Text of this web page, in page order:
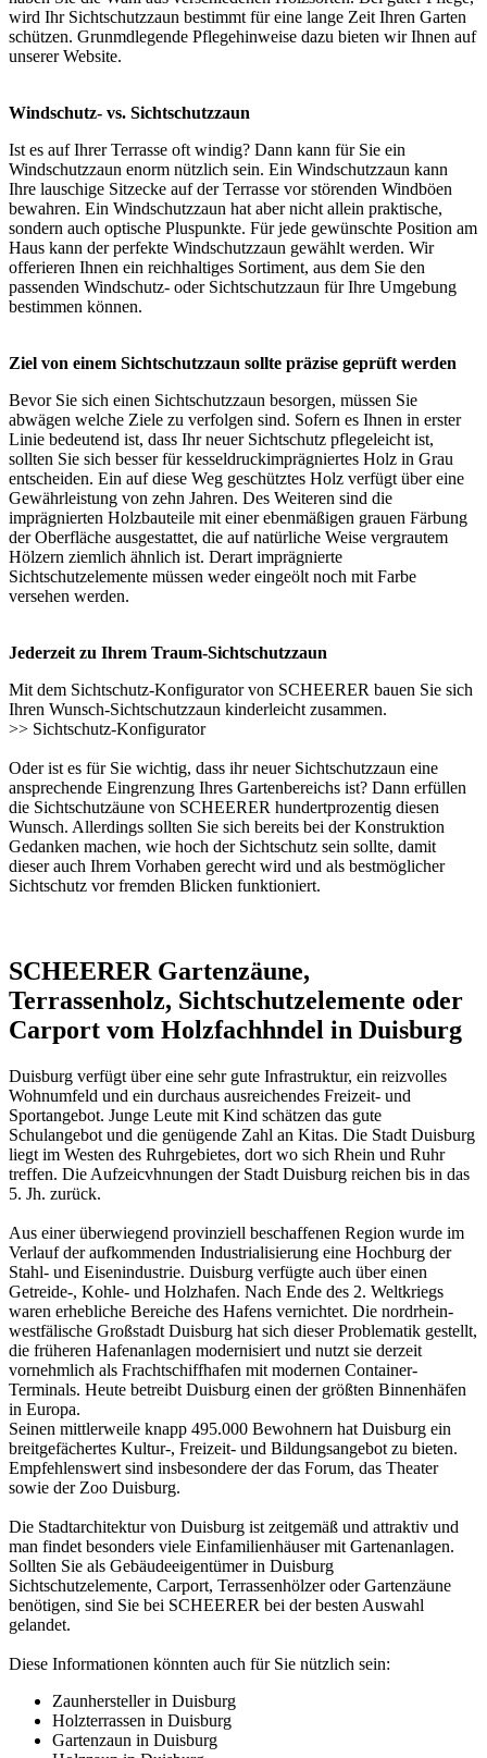
wird Ihr Sichtschutzzaun bestimmt für eine lange Zeit Ihren Garten
schützen. Grunmdlegende Pflegehinweise dazu bieten wir Ihnen auf
unserer Website.
Windschutz- vs. Sichtschutzzaun
Ist es auf Ihrer Terrasse oft windig? Dann kann für Sie ein
Windschutzzaun enorm nützlich sein. Ein Windschutzzaun kann
Ihre lauschige Sitzecke auf der Terrasse vor störenden Windböen
bewahren. Ein Windschutzzaun hat aber nicht allein praktische,
sondern auch optische Pluspunkte. Für jede gewünschte Position am
Haus kann der perfekte Windschutzzaun gewählt werden. Wir
offerieren Ihnen ein reichhaltiges Sortiment, aus dem Sie den
passenden Windschutz- oder Sichtschutzzaun für Ihre Umgebung
bestimmen können.
Ziel von einem Sichtschutzzaun sollte präzise geprüft werden
Bevor Sie sich einen Sichtschutzzaun besorgen, müssen Sie
abwägen welche Ziele zu verfolgen sind. Sofern es Ihnen in erster
Linie bedeutend ist, dass Ihr neuer Sichtschutz pflegeleicht ist,
sollten Sie sich besser für kesseldruckimprägniertes Holz in Grau
entscheiden. Ein auf diese Weg geschütztes Holz verfügt über eine
Gewährleistung von zehn Jahren. Des Weiteren sind die
imprägnierten Holzbauteile mit einer ebenmäßigen grauen Färbung
der Oberfläche ausgestattet, die auf natürliche Weise vergrautem
Hölzern ziemlich ähnlich ist. Derart imprägnierte
Sichtschutzelemente müssen weder eingeölt noch mit Farbe
versehen werden.
Jederzeit zu Ihrem Traum-Sichtschutzzaun
Mit dem Sichtschutz-Konfigurator von SCHEERER bauen Sie sich
Ihren Wunsch-Sichtschutzzaun kinderleicht zusammen.
>> Sichtschutz-Konfigurator
Oder ist es für Sie wichtig, dass ihr neuer Sichtschutzzaun eine
ansprechende Eingrenzung Ihres Gartenbereichs ist? Dann erfüllen
die Sichtschutzäune von SCHEERER hundertprozentig diesen
Wunsch. Allerdings sollten Sie sich bereits bei der Konstruktion
Gedanken machen, wie hoch der Sichtschutz sein sollte, damit
dieser auch Ihrem Vorhaben gerecht wird und als bestmöglicher
Sichtschutz vor fremden Blicken funktioniert.
SCHEERER Gartenzäune,
Terrassenholz, Sichtschutzelemente oder
Carport vom Holzfachhndel in Duisburg
Duisburg verfügt über eine sehr gute Infrastruktur, ein reizvolles
Wohnumfeld und ein durchaus ausreichendes Freizeit- und
Sportangebot. Junge Leute mit Kind schätzen das gute
Schulangebot und die genügende Zahl an Kitas. Die Stadt Duisburg
liegt im Westen des Ruhrgebietes, dort wo sich Rhein und Ruhr
treffen. Die Aufzeicvhnungen der Stadt Duisburg reichen bis in das
5. Jh. zurück.
Aus einer überwiegend provinziell beschaffenen Region wurde im
Verlauf der aufkommenden Industrialisierung eine Hochburg der
Stahl- und Eisenindustrie. Duisburg verfügte auch über einen
Getreide-, Kohle- und Holzhafen. Nach Ende des 2. Weltkriegs
waren erhebliche Bereiche des Hafens vernichtet. Die nordrhein-
westfälische Großstadt Duisburg hat sich dieser Problematik gestellt,
die früheren Hafenanlagen modernisiert und nutzt sie derzeit
vornehmlich als Frachtschiffhafen mit modernen Container-
Terminals. Heute betreibt Duisburg einen der größten Binnenhäfen
in Europa.
Seinen mittlerweile knapp 495.000 Bewohnern hat Duisburg ein
breitgefächertes Kultur-, Freizeit- und Bildungsangebot zu bieten.
Empfehlenswert sind insbesondere der das Forum, das Theater
sowie der Zoo Duisburg.
Die Stadtarchitektur von Duisburg ist zeitgemäß und attraktiv und
man findet besonders viele Einfamilienhäuser mit Gartenanlagen.
Sollten Sie als Gebäudeeigentümer in Duisburg
Sichtschutzelemente, Carport, Terrassenhölzeroder Gartenzäune
benötigen, sind Sie bei SCHEERER bei der besten Auswahl
gelandet.
Diese Informationen könnten auch für Sie nützlich sein:
Zaunhersteller in Duisburg
Holzterrassen in Duisburg
Gartenzaun in Duisburg